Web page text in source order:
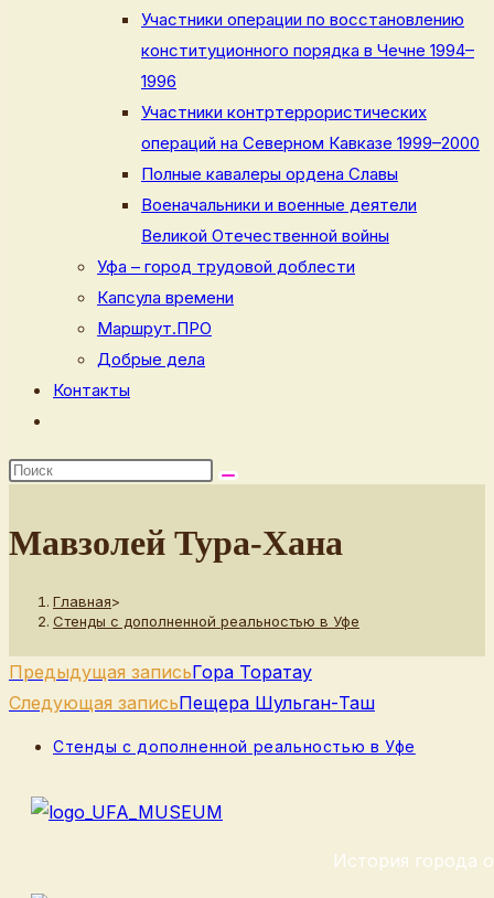
Участники операции по восстановлению
конституционного порядка в Чечне 1994–
1996
Участники контртеррористических
операций на Северном Кавказе 1999–2000
Полные кавалеры ордена Славы
Военачальники и военные деятели
Великой Отечественной войны
Уфа – город трудовой доблести
Капсула времени
Маршрут.ПРО
Добрые дела
Контакты
по
сайту
Мавзолей Тура-Хана
Главная>
Стенды с дополненной реальностью в Уфе
Еще
статьи
Предыдущая записьГора Торатау
Следующая записьПещера Шульган-Таш
Рубрика
Стенды с дополненной реальностью в Уфе
История города